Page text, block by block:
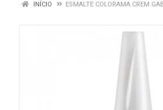
INÍCIO ESMALTE COLORAMA CREM